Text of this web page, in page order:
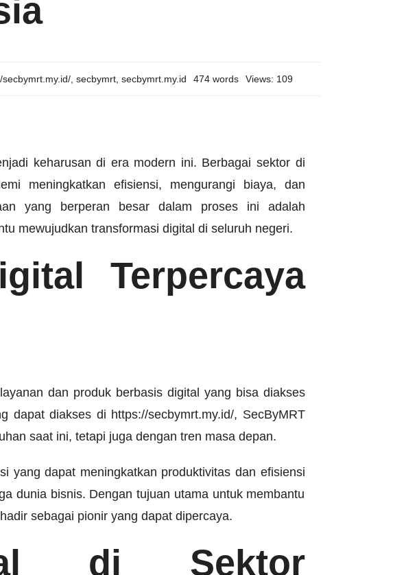
secbymrt.my.id/, secbymrt, secbymrt.my.id 474 words Views: 109
keharusan di era modern ini. Berbagai sektor di
meningkatkan efisiensi, mengurangi biaya, dan
yang berperan besar dalam proses ini adalah
mewujudkan transformasi digital di seluruh negeri.
Terpercaya
dan produk berbasis digital yang bisa diakses
dapat diakses di https://secbymrt.my.id/, SecByMRT
saat ini, tetapi juga dengan tren masa depan.
yang dapat meningkatkan produktivitas dan efisiensi
dunia bisnis. Dengan tujuan utama untuk membantu
sebagai pionir yang dapat dipercaya.
di Sektor